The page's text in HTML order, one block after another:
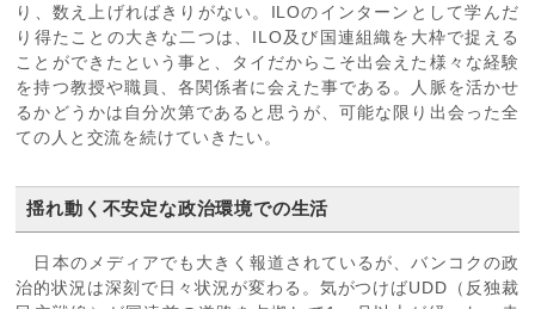
り、数え上げればきりがない。ILOのインターンとして学んだ
り得たことの大きな二つは、ILO及び国連組織を大枠で捉える
ことができたという事と、タイだからこそ出会えた様々な経験
を持つ教授や職員、各関係者に会えた事である。人脈を活かせ
るかどうかは自分次第であると思うが、可能な限り出会った全
ての人と交流を続けていきたい。
揺れ動く不安定な政治環境での生活
日本のメディアでも大きく報道されているが、バンコクの政
治的状況は深刻で日々状況が変わる。気がつけばUDD（反独裁